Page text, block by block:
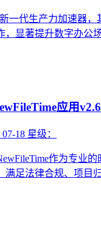
一代生产力加速器
，显著提升数字办公
应用
07-18 星级：
作为专业
满足法律合规、项目